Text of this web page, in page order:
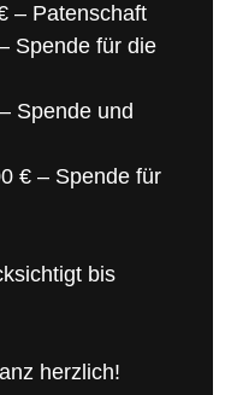
– Patenschaft
Spende für die
– Spende und
€ – Spende für
bis
herzlich!